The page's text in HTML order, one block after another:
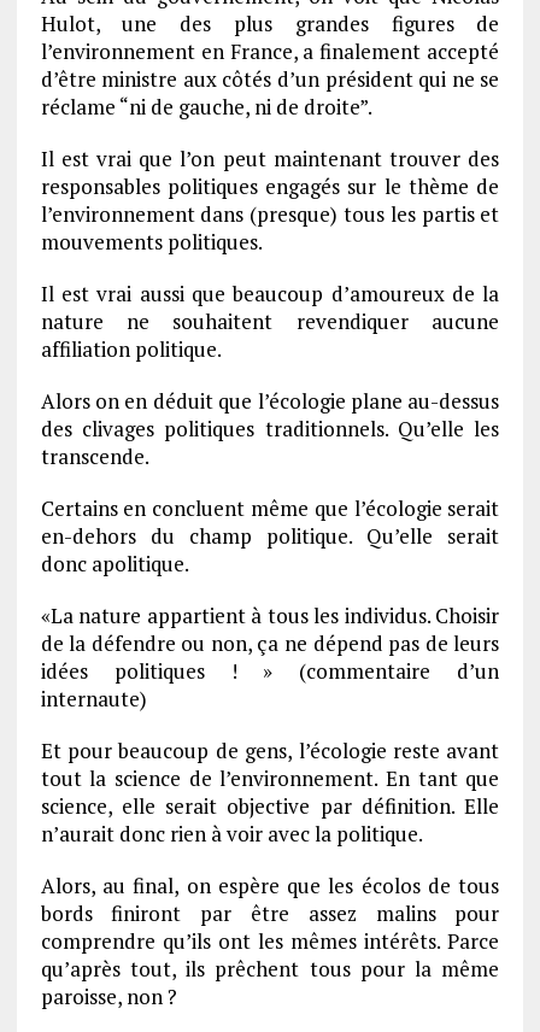
Hulot, une des plus grandes figures de
l’environnement en France, a finalement accepté
d’être ministre aux côtés d’un président qui ne se
réclame “ni de gauche, ni de droite”.
Il est vrai que l’on peut maintenant trouver des
responsables politiques engagés sur le thème de
l’environnement dans (presque) tous les partis et
mouvements politiques.
Il est vrai aussi que beaucoup d’amoureux de la
nature ne souhaitent revendiquer aucune
affiliation politique.
Alors on en déduit que l’écologie plane au-dessus
des clivages politiques traditionnels. Qu’elle les
transcende.
Certains en concluent même que l’écologie serait
en-dehors du champ politique. Qu’elle serait
donc apolitique.
«La nature appartient à tous les individus. Choisir
de la défendre ou non, ça ne dépend pas de leurs
idées politiques ! » (commentaire d’un
internaute)
Et pour beaucoup de gens, l’écologie reste avant
tout la science de l’environnement. En tant que
science, elle serait objective par définition. Elle
n’aurait donc rien à voir avec la politique.
Alors, au final, on espère que les écolos de tous
bords finiront par être assez malins pour
comprendre qu’ils ont les mêmes intérêts. Parce
qu’après tout, ils prêchent tous pour la même
paroisse, non ?